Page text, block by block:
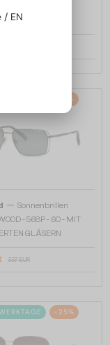
-25%
— Sonnenbrillen
- 568P - 60 - MIT
GLÄSERN
337 EUR
-25%
/ EN